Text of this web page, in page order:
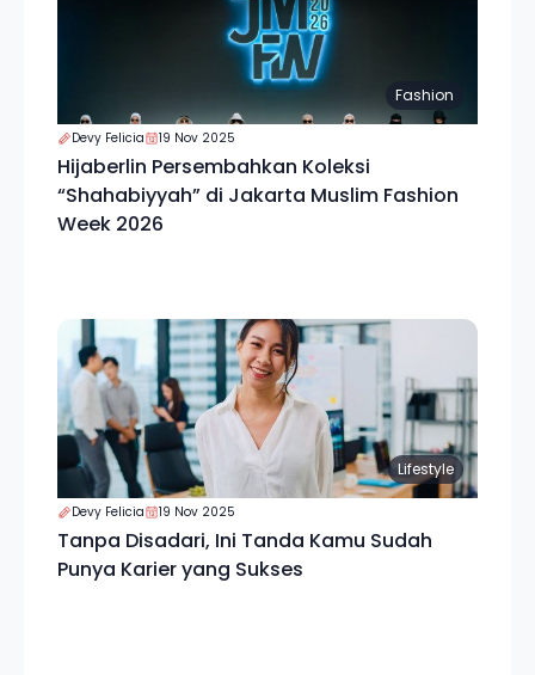
Fashion
Devy Felicia 19 Nov 2025
Hijaberlin Persembahkan Koleksi
“Shahabiyyah” di Jakarta Muslim Fashion
Week 2026
Lifestyle
Devy Felicia 19 Nov 2025
Tanpa Disadari, Ini Tanda Kamu Sudah
Punya Karier yang Sukses